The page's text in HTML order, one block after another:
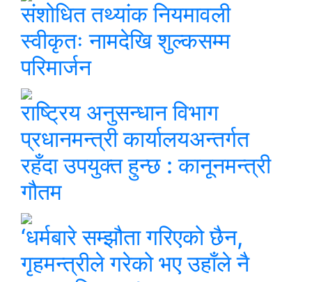
संशोधित तथ्यांक नियमावली
स्वीकृतः नामदेखि शुल्कसम्म
परिमार्जन
राष्ट्रिय अनुसन्धान विभाग
प्रधानमन्त्री कार्यालयअन्तर्गत
रहँदा उपयुक्त हुन्छ : कानूनमन्त्री
गौतम
‘धर्मबारे सम्झौता गरिएको छैन,
गृहमन्त्रीले गरेको भए उहाँले नै